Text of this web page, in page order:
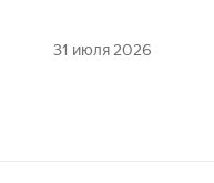
31 июля 2026